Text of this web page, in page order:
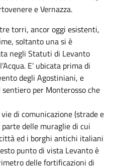
e Vernazza.
torri, ancor oggi esistenti,
soltanto una si è
negli Statuti di Levanto
E’ ubicata prima di
degli Agostiniani, e
per Monterosso che
di comunicazione (strade e
delle muraglie di cui
ed i borghi antichi italiani
punto di vista Levanto è
delle fortificazioni di